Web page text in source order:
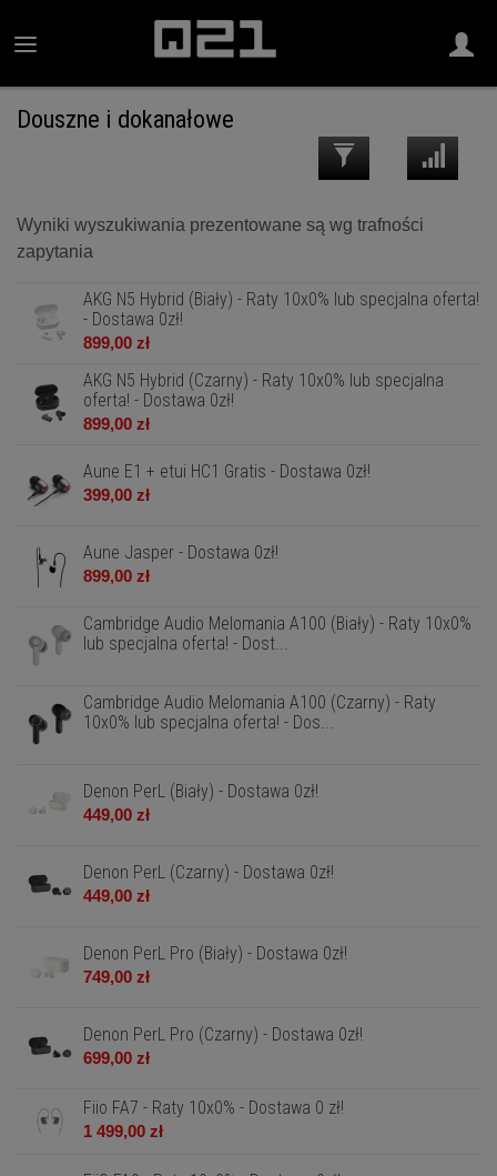
Douszne i dokanałowe
Wyniki wyszukiwania prezentowane są wg trafności
zapytania
AKG N5 Hybrid (Biały) - Raty 10x0% lub specjalna oferta!
- Dostawa 0zł!
899,00 zł
AKG N5 Hybrid (Czarny) - Raty 10x0% lub specjalna
oferta! - Dostawa 0zł!
899,00 zł
Aune E1 + etui HC1 Gratis - Dostawa 0zł!
399,00 zł
Aune Jasper - Dostawa 0zł!
899,00 zł
Cambridge Audio Melomania A100 (Biały) - Raty 10x0%
lub specjalna oferta! - Dost...
Cambridge Audio Melomania A100 (Czarny) - Raty
10x0% lub specjalna oferta! - Dos...
Denon PerL (Biały) - Dostawa 0zł!
449,00 zł
Denon PerL (Czarny) - Dostawa 0zł!
449,00 zł
Denon PerL Pro (Biały) - Dostawa 0zł!
749,00 zł
Denon PerL Pro (Czarny) - Dostawa 0zł!
699,00 zł
Fiio FA7 - Raty 10x0% - Dostawa 0 zł!
1 499,00 zł